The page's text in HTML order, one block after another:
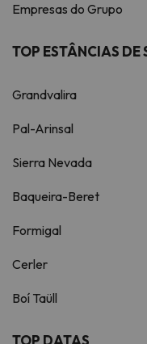
Empresas do Grupo
TOP ESTÂNCIAS DE
Grandvalira
Pal-Arinsal
Sierra Nevada
Baqueira-Beret
Formigal
Cerler
Boí Taüll